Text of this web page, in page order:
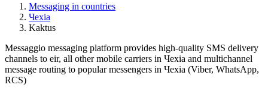
Messaging in countries
Чехіа
Kaktus
Messaggio messaging platform provides high-quality SMS delivery
channels to eir, all other mobile carriers in Чехіа and multichannel
message routing to popular messengers in Чехіа (Viber, WhatsApp,
RCS)